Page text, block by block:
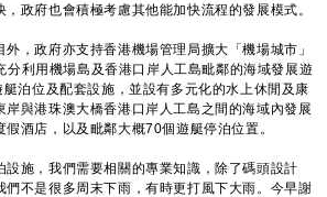
政府也會積極考慮其他能加快流程的發展模式。
政府亦支持香港機場管理局擴大「機場城市」
分利用機場島及香港口岸人工島毗鄰的海域發展遊
泊位及配套設施，並設有多元化的水上休閒及康
岸與港珠澳大橋香港口岸人工島之間的海域內發展
酒店，以及毗鄰大概70個遊艇停泊位置。
施，我們需要相關的專業知識，除了碼頭設計
們不是很多周末下雨，有時更打風下大雨。今早謝